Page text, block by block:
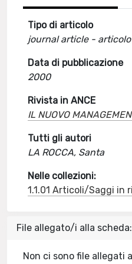
Tipo di articolo
journal article - articolo
Data di pubblicazione
2000
Rivista in ANCE
IL NUOVO
Tutti gli autori
LA ROCCA, Santa
Nelle collezioni:
1.1.01 Articoli/Saggi
File allegato/i alla scheda:
Non ci sono file allegati